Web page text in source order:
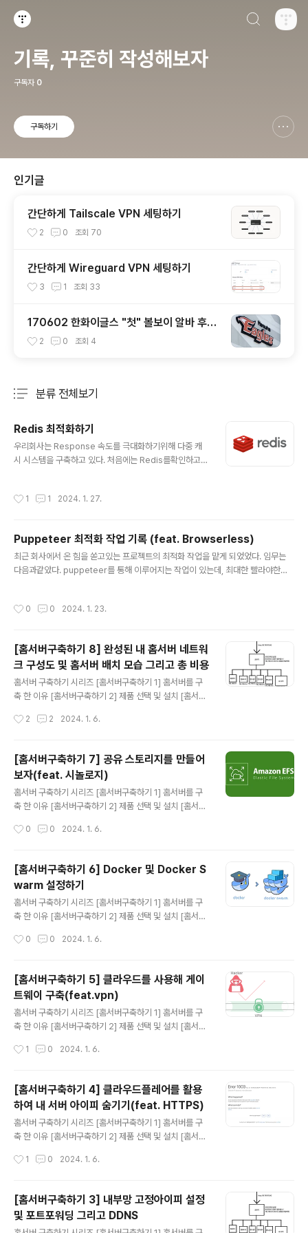
기록, 꾸준히 작성해보자
구독자 0
구독하기
인기글
간단하게 Tailscale VPN 세팅하기
2 0 조회 70
간단하게 Wireguard VPN 세팅하기
3 1 조회 33
170602 한화이글스 "첫" 볼보이 알바 후기
- 1. 경기 시작전 (장문주의)
2 0 조회 4
분류 전체보기
Redis 최적화하기
우리회사는 Response 속도를 극대화하기위해 다중 캐
시 시스템을 구축하고 있다. 처음에는 Redis를확인하고,
불러오는 방식이다. 이 때 Redis 서버가 바로 응답하지 못
수 있는지를 검증한다. 그리고 만약에 ping요청이 200m
s 보다 더 오래걸린다면 빠르게 응답할 수 없는 상태로 간
주하기로 하였다. 그 이유는 ping은 대체로 50ms 이내로
기록..
1 1 2024. 1. 27.
Puppeteer 최적화 작업 기록 (feat. Browserless)
최근 회사에서 온 힘을 쏟고있는 프로젝트의 최적화 작업을 맡게 되었었다. 임무는
다음과같았다. puppeteer를 통해 이루어지는 작업이 있는데, 최대한 빨라야한다.
로운 개발자를 채용하기 보다, 기존 인력에서 html+css와 js를 추가 활용하여 적합
관적으로 문제를 확인할 수 있는 코드 분석 부터 진행 해 보기로 했다. 그리고 파악한
상황은 아래와 같았다. 이미지 작업을 위해 puppeteer를 사용한다. 각 이미지 작업
은 수없이 많은 js코드를 실행 해야 ..
0 0 2024. 1. 23.
[홈서버구축하기 8] 완성된 내 홈서버 네트워
크 구성도 및 홈서버 배치 모습 그리고 총 비용
홈서버 구축하기 시리즈 [홈서버구축하기 1] 홈서버를 구
축 한 이유 [홈서버구축하기 2] 제품 선택 및 설치 [홈서버
고 DDNS [홈서버구축하기 4] 클라우드플레어를 활용하
서버구축하기 6] Docker 및 Docker Swarm 설정하기
[홈서버구축하기 7] 공유 스토리지를 만들어보자(feat. 시
놀로지) [홈서버구축하기 8] 완성된 내 홈서버 네트워크 구
성도 및 홈서버 배치 모습 그리고 총 비용 이렇게 홈서버 구
치 모습, 그리고 완성된 VPN 네트워크 구성도를 작성..
2 2 2024. 1. 6.
[홈서버구축하기 7] 공유 스토리지를 만들어
보자(feat. 시놀로지)
홈서버 구축하기 시리즈 [홈서버구축하기 1] 홈서버를 구
축 한 이유 [홈서버구축하기 2] 제품 선택 및 설치 [홈서버
고 DDNS [홈서버구축하기 4] 클라우드플레어를 활용하
서버구축하기 6] Docker 및 Docker Swarm 설정하기
[홈서버구축하기 7] 공유 스토리지를 만들어보자(feat. 시
놀로지) [홈서버구축하기 8] 완성된 내 홈서버 네트워크 구
성도 및 홈서버 배치 모습 그리고 총 비용 앞선 게시글에서
에 대해 설명을 하고 마무리되었다. 필자는 이를 깨달았을
0 0 2024. 1. 6.
[홈서버구축하기 6] Docker 및 Docker S
warm 설정하기
홈서버 구축하기 시리즈 [홈서버구축하기 1] 홈서버를 구
축 한 이유 [홈서버구축하기 2] 제품 선택 및 설치 [홈서버
고 DDNS [홈서버구축하기 4] 클라우드플레어를 활용하
기 5] 클라우드를 사용해 게이트웨이 구축(feat.vpn) [홈
서버구축하기 6] Docker 및 Docker Swarm 설정하기
[홈서버구축하기 7] 공유 스토리지를 만들어보자(feat. 시
놀로지) [홈서버구축하기 8] 완성된 내 홈서버 네트워크 구
성도 및 홈서버 배치 모습 그리고 총 비용 홈서버에서 서비
사용했다. 이번글에는 그 이유와, 사용법을 서술 ..
0 0 2024. 1. 6.
[홈서버구축하기 5] 클라우드를 사용해 게이
트웨이 구축(feat.vpn)
홈서버 구축하기 시리즈 [홈서버구축하기 1] 홈서버를 구
축 한 이유 [홈서버구축하기 2] 제품 선택 및 설치 [홈서버
고 DDNS [홈서버구축하기 4] 클라우드플레어를 활용하
기 5] 클라우드를 사용해 게이트웨이 구축(feat.vpn) [홈
서버구축하기 6] Docker 및 Docker Swarm 설정하기
[홈서버구축하기 7] 공유 스토리지를 만들어보자(feat. 시
놀로지) [홈서버구축하기 8] 완성된 내 홈서버 네트워크 구
성도 및 홈서버 배치 모습 그리고 총 비용 내가 처음 홈서버
udflare에서 DDoS 보호모드가 있다라고는 ..
1 0 2024. 1. 6.
[홈서버구축하기 4] 클라우드플레어를 활용
하여 내 서버 아이피 숨기기(feat. HTTPS)
홈서버 구축하기 시리즈 [홈서버구축하기 1] 홈서버를 구
축 한 이유 [홈서버구축하기 2] 제품 선택 및 설치 [홈서버
고 DDNS [홈서버구축하기 4] 클라우드플레어를 활용하
기 5] 클라우드를 사용해 게이트웨이 구축(feat.vpn) [홈
서버구축하기 6] Docker 및 Docker Swarm 설정하기
[홈서버구축하기 7] 공유 스토리지를 만들어보자(feat. 시
1 0 2024. 1. 6.
[홈서버구축하기 3] 내부망 고정아이피 설정
및 포트포워딩 그리고 DDNS